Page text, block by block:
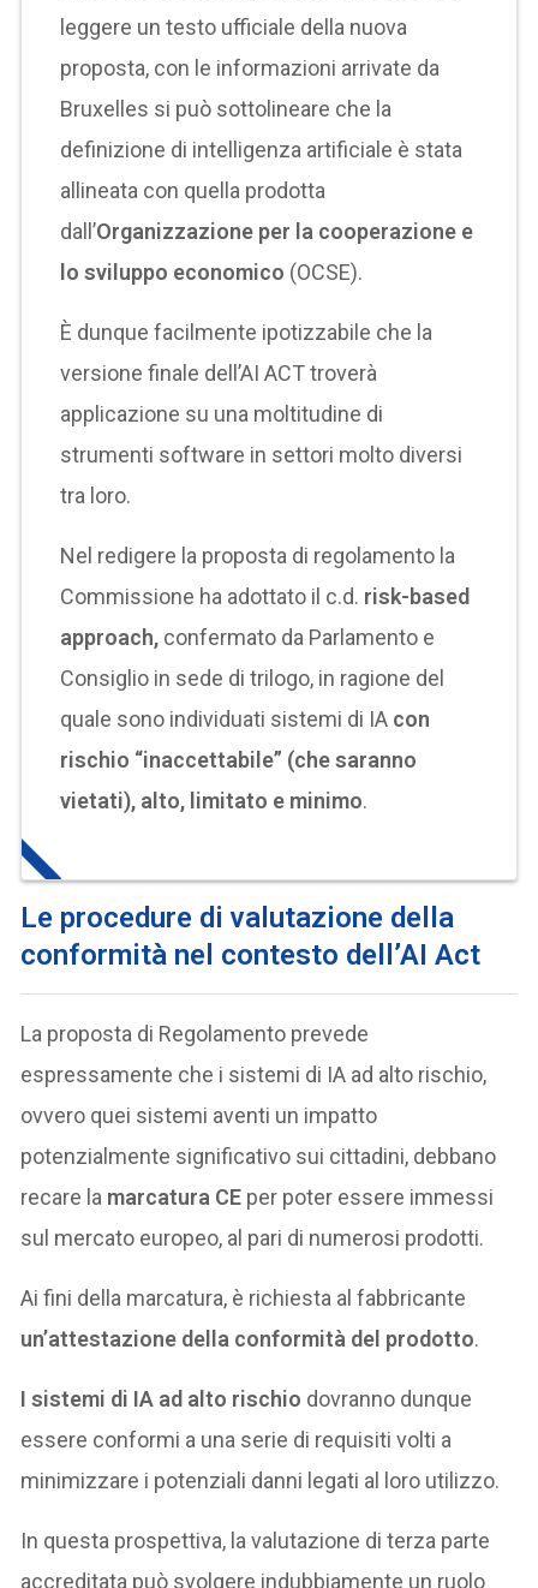
leggere un testo ufficiale della nuova
proposta, con le informazioni arrivate da
Bruxelles si può sottolineare che la
definizione di intelligenza artificiale è stata
allineata con quella prodotta
dall’Organizzazione per la cooperazione e
lo sviluppo economico (OCSE).
È dunque facilmente ipotizzabile che la
versione finale dell’AI ACT troverà
applicazione su una moltitudine di
strumenti software in settori molto diversi
tra loro.
Nel redigere la proposta di regolamento la
Commissione ha adottato il c.d. risk-based
approach, confermato da Parlamento e
Consiglio in sede di trilogo, in ragione del
quale sono individuati sistemi di IA con
rischio “inaccettabile” (che saranno
vietati), alto, limitato e minimo.
Le procedure di valutazione della
conformità nel contesto dell’AI Act
La proposta di Regolamento prevede
espressamente che i sistemi di IA ad alto rischio,
ovvero quei sistemi aventi un impatto
potenzialmente significativo sui cittadini, debbano
recare la marcatura CE per poter essere immessi
sul mercato europeo, al pari di numerosi prodotti.
Ai fini della marcatura, è richiesta al fabbricante
un’attestazione della conformità del prodotto.
I sistemi di IA ad alto rischio dovranno dunque
essere conformi a una serie di requisiti volti a
minimizzare i potenziali danni legati al loro utilizzo.
In questa prospettiva, la valutazione di terza parte
accreditata può svolgere indubbiamente un ruolo